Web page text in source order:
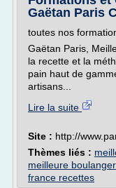
Gaëtan Paris
toutes nos
Gaëtan Paris,
la recette et la
pain haut de
artisans...
Lire la suite
Site : http://
Thèmes liés :
meilleure
france recettes